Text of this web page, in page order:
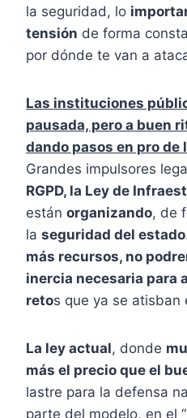
la seguridad, lo
tensión de forma
por dónde te van a
Las instituciones
pausada, pero a buen
dando pasos en pro de
Grandes impulsores
RGPD, la Ley de
están organizando, de
la seguridad del estado
más recursos, no
inercia necesaria para
retos que ya se atisban
La ley actual, donde
más el precio que el
lastre para la defensa
parte del modelo, en el